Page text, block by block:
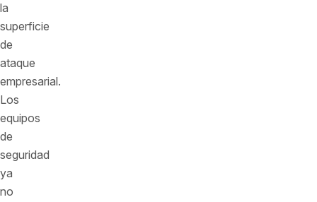
la
superficie
de
ataque
empresarial.
Los
equipos
de
seguridad
ya
no